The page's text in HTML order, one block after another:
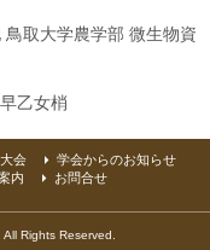
取大学農学部 微生物資
乙女梢
会
学会からのお知らせ
内 お問合せ
All Rights Reserved.